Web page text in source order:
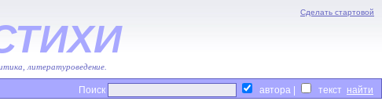
Сделать стартовой
литературоведение.
Поиск автора | текст